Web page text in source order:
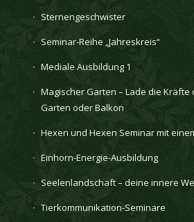
Sternengeschwister
Seminar-Reihe „Jahreskreis“
Mediale Ausbildung 1
Magischer Garten – Lade die
Garten oder Balkon
Hexen und Hexen Seminar mit
Einhorn-Energie-Ausbildung
Seelenlandschaft – deine innere
Tierkommunikation-Seminare